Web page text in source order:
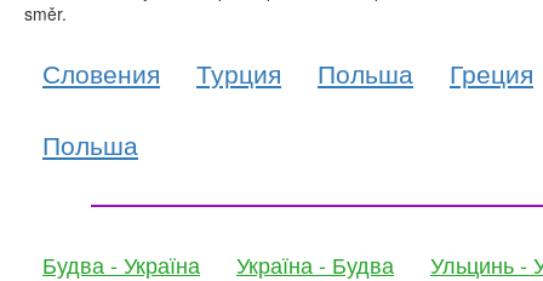
směr.
Словения Турция Польша
Греция
Польша
Будва - Україна Україна - Будва Ульцинь -